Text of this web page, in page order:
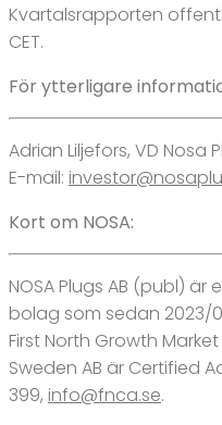
Kvartalsrapporten
CET.
För ytterligare
Adrian Liljefors, VD Nosa
E-mail:
Kort om NOSA:
NOSA Plugs AB (publ)
bolag som sedan 2023/
First North Growth Market
Sweden AB är Certified
399, info@fnca.se.